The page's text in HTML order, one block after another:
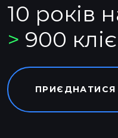
10 років
> 900
ПРИЄДНАТИСЯ